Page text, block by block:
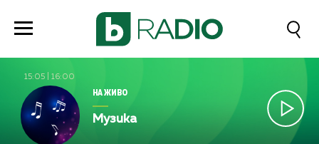
15:05 16:00
НА ЖИВО
Музика